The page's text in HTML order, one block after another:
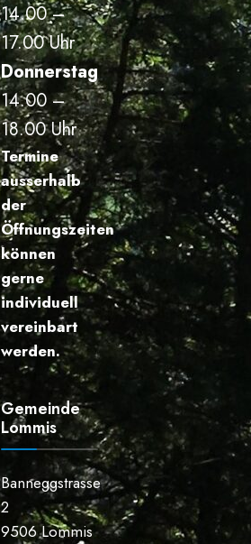
14.00 –
17.00 Uhr
Donnerstag
14.00 –
18.00 Uhr
Termine
ausserhalb
der
Öffnungszeiten
können
gerne
individuell
vereinbart
werden.
Gemeinde
Lommis
Banneggstrasse
2
9506 Lommis